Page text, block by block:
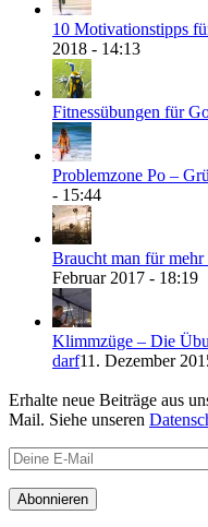
10 Motivationstipps
2018 - 14:13
Fitnessübungen für
Problemzone Po –
- 15:44
Braucht man für
Februar 2017 - 18:19
Klimmzüge – Die
darf11. Dezember
Erhalte neue Beiträge aus
Mail. Siehe unseren
Deine
E-
Mail
Abonnieren